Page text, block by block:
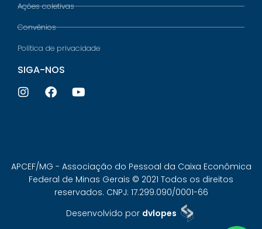
Ações coletivas
Convênios
Política de privacidade
SIGA-NOS
APCEF/MG - Associação do Pessoal da Caixa Econômica
Federal de Minas Gerais © 2021 Todos os direitos
reservados. CNPJ: 17.299.090/0001-66
Desenvolvido por dvlopes